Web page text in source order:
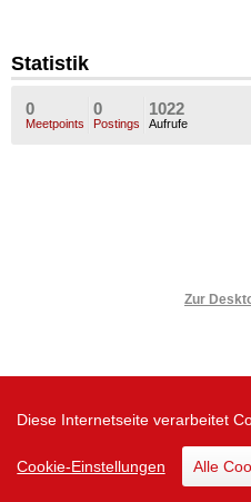
Diese Internetseite verarbeitet
Cookie-Einstellungen Alle
Statistik
0
Meetpoints
0
Postings
1022
Aufrufe
Zur